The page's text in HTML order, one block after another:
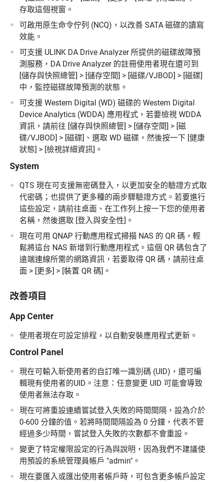
存取這個視窗。
可啟用原生命令佇列 (NCQ)，以改善 SATA 磁碟的讀寫
效能。
可支援 ULINK DA Drive Analyzer 所提供的磁碟故障預
測服務，DA Drive Analyzer 的註冊使用者現在還可到
[儲存與快照總管] > [儲存空間] > [磁碟/VJBOD] > [磁碟]
中，監控磁碟故障預測的狀態。
可支援 Western Digital (WD) 磁碟的 Western Digital
Device Analytics (WDDA) 應用程式，若要檢視 WDDA
資訊，請前往 [儲存與快照總管] > [儲存空間] > [磁
碟/VJBOD] > [磁碟]、選取 WD 磁碟，然後按一下 [健康
狀態] > [檢視詳細資訊]。
System
QTS 現在可支援無密碼登入，以更加安全的驗證方式取
代密碼；也提供了更多種的兩步驟驗證方式。若要進行
這些設定，請前往桌面、在工作列上按一下您的使用者
名稱，然後選取 [登入與安全性]。
現在可用 QNAP 行動應用程式掃描 NAS 的 QR 碼，輕
鬆將這台 NAS 新增到行動應用程式。這個 QR 碼包含了
遠端連線所需的網路資訊，若要取得 QR 碼，請前往桌
面 > [更多] > [裝置 QR 碼]。
改善項目
App Center
使用者現在可設定排程，以自動安裝應用程式更新。
Control Panel
現在可輸入新使用者的自訂唯一識別碼 (UID)，還可編
輯現有使用者的UID。注意：任意變更 UID 可能會導致
使用者無法存取。
現在可將重設連續嘗試登入失敗的時間間隔，設為介於
0-600 分鐘的值。若將時間間隔設為 0 分鐘，代表不管
經過多少時間，嘗試登入失敗的次數都不會重設。
變更了特定權限設定的行為與說明，因為我們不建議使
用預設的系統管理員帳戶 "admin"。
現在要匯入或匯出使用者帳戶時，可包含更多帳戶設定